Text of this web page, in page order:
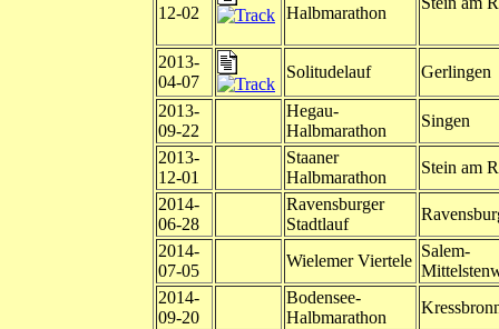
12-02
Halbmarathon
2013-
04-07
Solitudelauf Gerlingen
2013-
09-22
Hegau-
Halbmarathon
Singen
2013-
12-01
Staaner
Halbmarathon
Stein am
2014-
06-28
Ravensburger
Stadtlauf
2014-
07-05
Wielemer Viertele
Salem-
2014-
09-20
Bodensee-
Halbmarathon